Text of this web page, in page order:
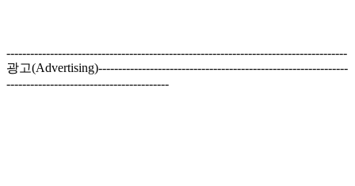
--------------------------------------------------------------------------------------
광고(Advertising)---------------------------------------------------------------
-----------------------------------------